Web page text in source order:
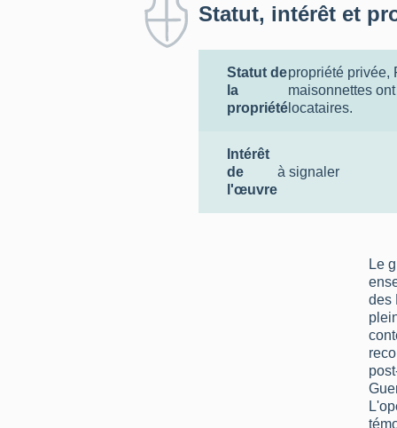
Statut, intérêt et
Statut de
la
propriété
propriété privée,
maisonnettes
locataires.
Intérêt
de
l'œuvre
à signaler
Le
des